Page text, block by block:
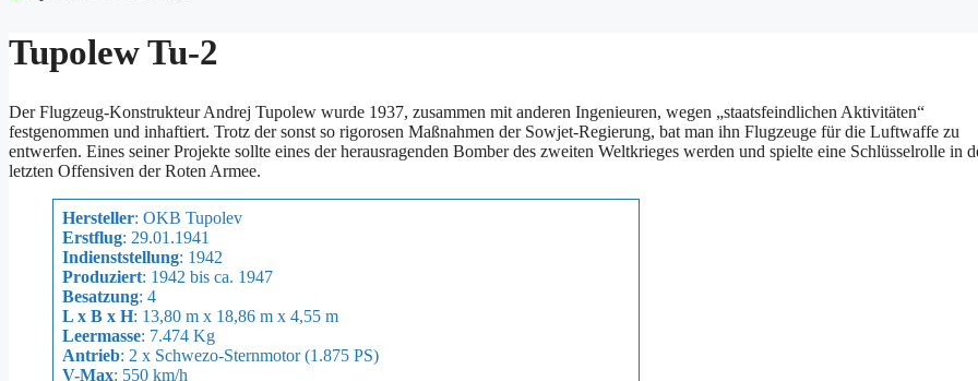
Tupolew Tu-2
Der Flugzeug-Konstrukteur Andrej Tupolew wurde 1937, zusammen mit anderen Ingenieuren, wegen „staatsfeindlichen Aktivitäten“
festgenommen und inhaftiert. Trotz der sonst so rigorosen Maßnahmen der Sowjet-Regierung, bat man ihn Flugzeuge für die Luftwaffe zu
entwerfen. Eines seiner Projekte sollte eines der herausragenden Bomber des zweiten Weltkrieges werden und spielte eine Schlüsselrolle in
letzten Offensiven der Roten Armee.
Hersteller: OKB Tupolev
Erstflug: 29.01.1941
Indienststellung: 1942
Produziert: 1942 bis ca. 1947
Besatzung: 4
L x B x H: 13,80 m x 18,86 m x 4,55 m
Leermasse: 7.474 Kg
Antrieb: 2 x Schwezo-Sternmotor (1.875 PS)
V-Max: 550 km/h